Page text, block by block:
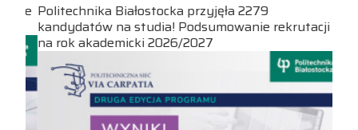
Politechnika Białostocka przyjęła 2279
kandydatów na studia! Podsumowanie rekrutacji
na rok akademicki 2026/2027